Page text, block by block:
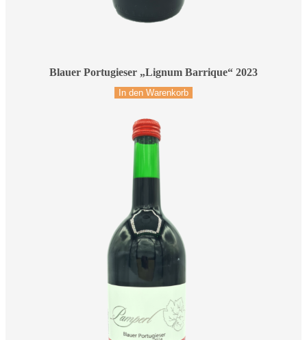
Blauer Portugieser „Lignum Barrique“ 2023
In den Warenkorb